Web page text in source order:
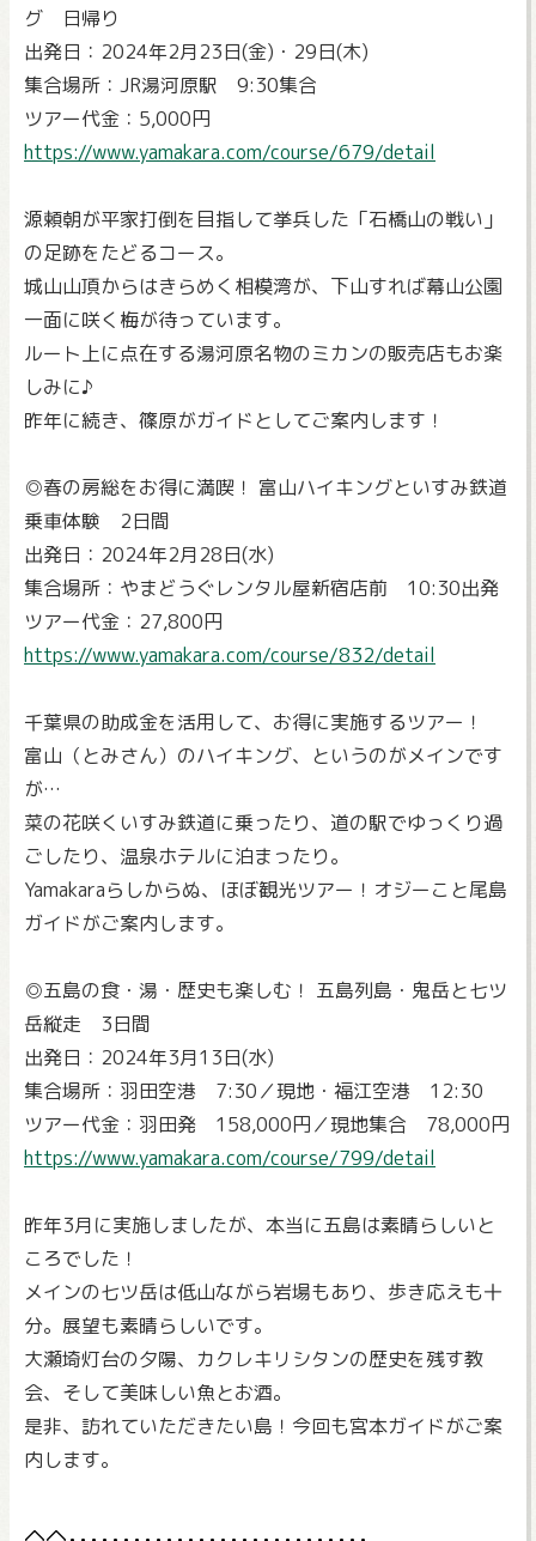
グ 日帰り
出発日：2024年2月23日(金)・29日(木)
集合場所：JR湯河原駅 9:30集合
ツアー代金：5,000円
https://www.yamakara.com/course/679/detail
源頼朝が平家打倒を目指して挙兵した「石橋山の戦い」
の足跡をたどるコース。
城山山頂からはきらめく相模湾が、下山すれば幕山公園
一面に咲く梅が待っています。
ルート上に点在する湯河原名物のミカンの販売店もお楽
しみに♪
昨年に続き、篠原がガイドとしてご案内します！
◎春の房総をお得に満喫！ 富山ハイキングといすみ鉄道
乗車体験 2日間
出発日：2024年2月28日(水)
集合場所：やまどうぐレンタル屋新宿店前 10:30出発
ツアー代金：27,800円
https://www.yamakara.com/course/832/detail
千葉県の助成金を活用して、お得に実施するツアー！
富山（とみさん）のハイキング、というのがメインです
が…
菜の花咲くいすみ鉄道に乗ったり、道の駅でゆっくり過
ごしたり、温泉ホテルに泊まったり。
Yamakaraらしからぬ、ほぼ観光ツアー！オジーこと尾島
ガイドがご案内します。
◎五島の食・湯・歴史も楽しむ！ 五島列島・鬼岳と七ツ
岳縦走 3日間
出発日：2024年3月13日(水)
集合場所：羽田空港 7:30／現地・福江空港 12:30
ツアー代金：羽田発 158,000円／現地集合 78,000円
https://www.yamakara.com/course/799/detail
昨年3月に実施しましたが、本当に五島は素晴らしいと
ころでした！
メインの七ツ岳は低山ながら岩場もあり、歩き応えも十
分。展望も素晴らしいです。
大瀬埼灯台の夕陽、カクレキリシタンの歴史を残す教
会、そして美味しい魚とお酒。
是非、訪れていただきたい島！今回も宮本ガイドがご案
内します。